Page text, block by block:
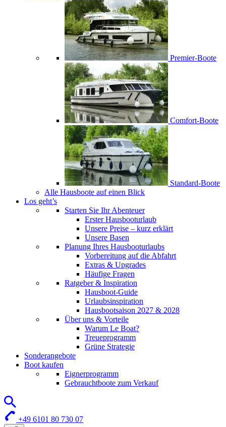
Premier-Boote
Comfort-Boote
Standard-Boote
Alle Hausboote auf einen Blick
Los geht’s
Starten Sie Ihr Abenteuer
Erster Hausbooturlaub
Unsere Preise – kurz erklärt
Unsere Basen
Planung Ihres Hausbooturlaubs
Vorbereitung auf die Abfahrt
Extras & Upgrades
Häufige Fragen
Ratgeber & Inspiration
Hausboot-Guide
Urlaubsinspiration
Hausbootsaison 2027 & 2028
Über uns & Vorteile
Warum Le Boat?
Treueprogramm
Grüne Strategie
Sonderangebote
Boot kaufen
Eignerprogramm
Gebrauchtboote zum Verkauf
+49 6101 80 730 07